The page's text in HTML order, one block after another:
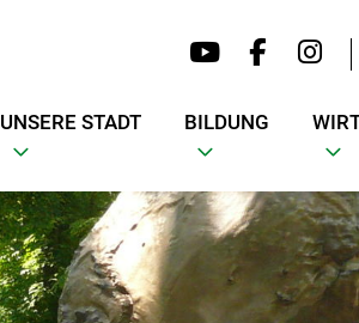
UNSERE STADT BILDUNG